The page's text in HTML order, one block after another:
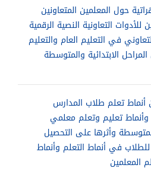
حول المعلمين المتعاونين
للأدوات التعاونية النصية الرقمية
في التعليم العام والتعليم
الابتدائية والمتوسطة
أنماط تعلم طلاب المدارس
تعليم وتعلم معلمي
وأثرها على التحصيل
في أنماط التعلم وأنماط
المعلمين